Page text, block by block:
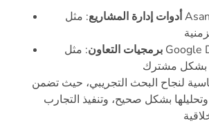
أدوات إدارة المشاريع: مثل Asana أو Trello لتنظيم
برمجيات التعاون: مثل Google Docs لتبادل وتحرير
لنجاح البحث التجريبي، حيث تضمن
وتحليلها بشكل صحيح، وتنفيذ التجارب